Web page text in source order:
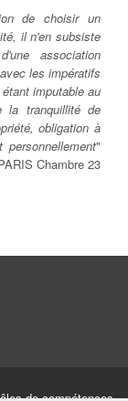
de choisir un
il n'en subsiste
association
les impératifs
imputable au
la tranquillité de
obligation à
"
Chambre 23